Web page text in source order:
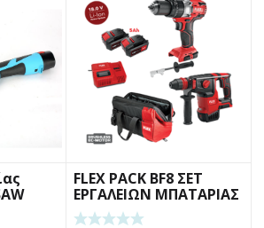
FLEX PACK BF8 ΣΕΤ
ΕΡΓΑΛΕΙΩΝ ΜΠΑΤΑΡΙΑΣ